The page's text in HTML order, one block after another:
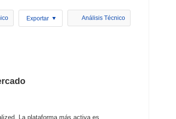
Exportar Análisis Técnico
La plataforma más activa es